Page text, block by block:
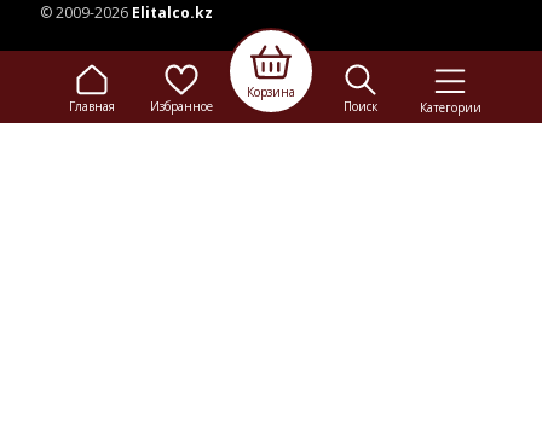
Главная Избранное
Корзина
Поиск
Категории
© 2009-2026 Elitalco.kz
Сайт носит информационный характер и не является
рекламой.
Сделка купли-продажи на основании публичной
оферты